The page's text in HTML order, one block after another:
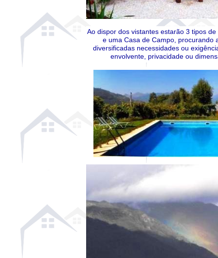
Ao dispor dos vistantes estarão 3 tipos
e uma Casa de Campo, procurando
diversificadas necessidades ou
envolvente, privacidade ou